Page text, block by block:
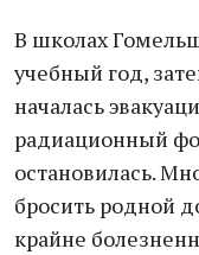
В школах
учебный год,
началась
радиационный
остановилась.
бросить родной
крайне